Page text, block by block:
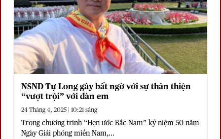
NSND Tự Long gây bất ngờ với sự thân thiện
“vượt trội” với đàn em
24 Tháng 4, 2025 | 10:21 sáng
Trong chương trình “Hẹn ước Bắc Nam” kỷ niệm 50 năm
Ngày Giải phóng miền Nam,...